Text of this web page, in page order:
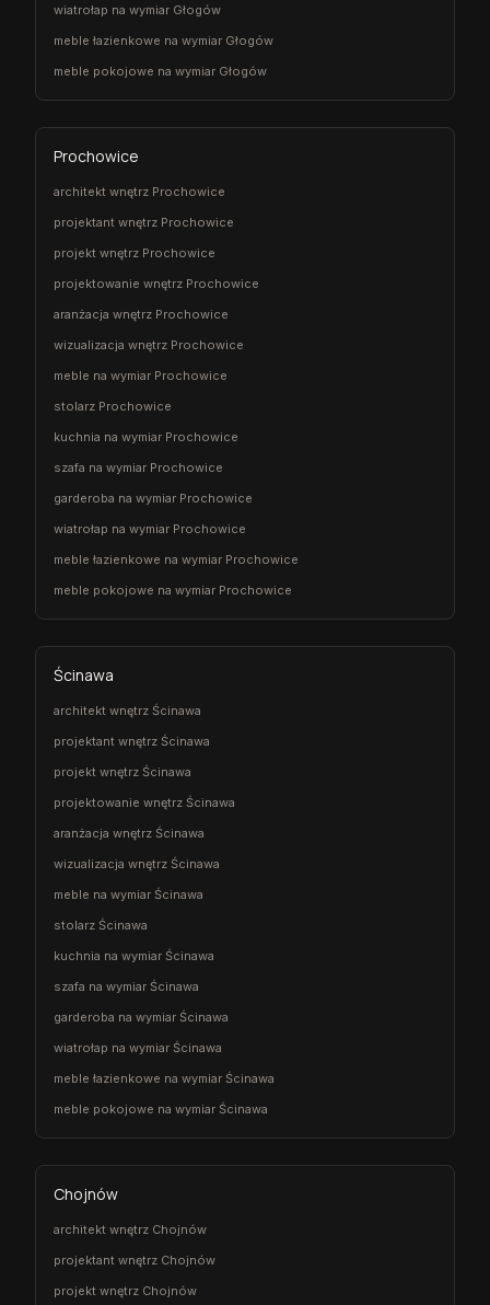
wiatrołap na wymiar Głogów
meble łazienkowe na wymiar Głogów
meble pokojowe na wymiar Głogów
Prochowice
architekt wnętrz Prochowice
projektant wnętrz Prochowice
projekt wnętrz Prochowice
projektowanie wnętrz Prochowice
aranżacja wnętrz Prochowice
wizualizacja wnętrz Prochowice
meble na wymiar Prochowice
stolarz Prochowice
kuchnia na wymiar Prochowice
szafa na wymiar Prochowice
garderoba na wymiar Prochowice
wiatrołap na wymiar Prochowice
meble łazienkowe na wymiar Prochowice
meble pokojowe na wymiar Prochowice
Ścinawa
architekt wnętrz Ścinawa
projektant wnętrz Ścinawa
projekt wnętrz Ścinawa
projektowanie wnętrz Ścinawa
aranżacja wnętrz Ścinawa
wizualizacja wnętrz Ścinawa
meble na wymiar Ścinawa
stolarz Ścinawa
kuchnia na wymiar Ścinawa
szafa na wymiar Ścinawa
garderoba na wymiar Ścinawa
wiatrołap na wymiar Ścinawa
meble łazienkowe na wymiar Ścinawa
meble pokojowe na wymiar Ścinawa
Chojnów
architekt wnętrz Chojnów
projektant wnętrz Chojnów
projekt wnętrz Chojnów